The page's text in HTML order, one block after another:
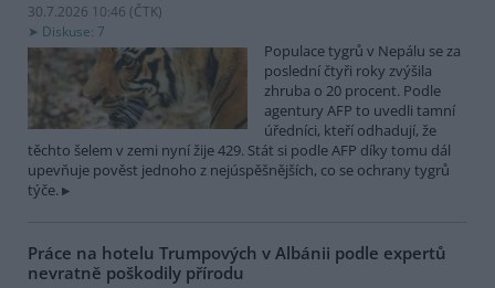
30.7.2026 10:46 (ČTK)
Diskuse: 7
Populace tygrů v Nepálu se za
poslední čtyři roky zvýšila
zhruba o 20 procent. Podle
agentury AFP to uvedli tamní
úředníci, kteří odhadují, že
těchto šelem v zemi nyní žije 429. Stát si podle AFP díky tomu dál
upevňuje pověst jednoho z nejúspěšnějších, co se ochrany tygrů
týče.
Práce na hotelu Trumpových v Albánii podle expertů
nevratně poškodily přírodu